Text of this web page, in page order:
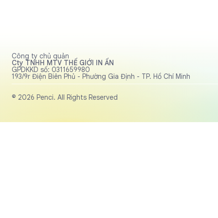
Công ty chủ quản
Cty TNHH MTV THẾ GIỚI IN ẤN
GPDKKD số: 0311659980
193/9r Điện Biên Phủ - Phường Gia Định - TP. Hồ Chí Minh
© 2026 Penci. All Rights Reserved